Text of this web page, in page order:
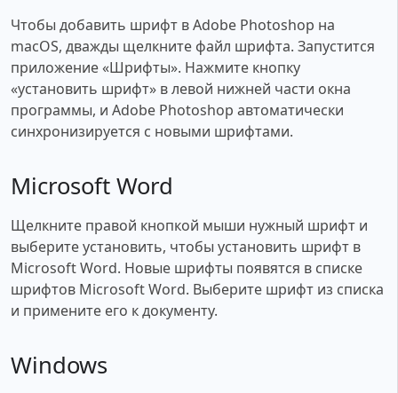
Чтобы добавить шрифт в Adobe Photoshop на
macOS, дважды щелкните файл шрифта. Запустится
приложение «Шрифты». Нажмите кнопку
«установить шрифт» в левой нижней части окна
программы, и Adobe Photoshop автоматически
синхронизируется с новыми шрифтами.
Microsoft Word
Щелкните правой кнопкой мыши нужный шрифт и
выберите установить, чтобы установить шрифт в
Microsoft Word. Новые шрифты появятся в списке
шрифтов Microsoft Word. Выберите шрифт из списка
и примените его к документу.
Windows